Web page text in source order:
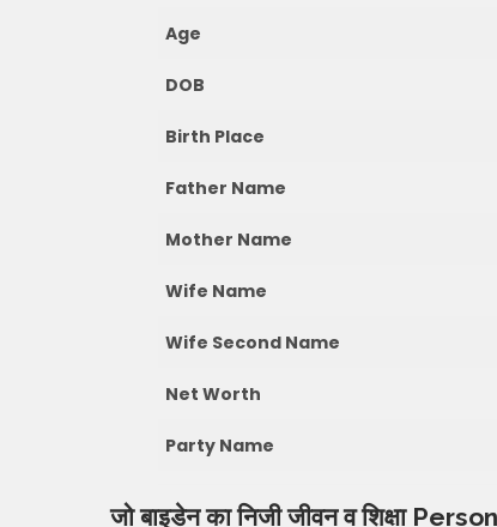
Age
DOB
Birth Place
Father Name
Mother Name
Wife Name
Wife Second Name
Net Worth
Party Name
जो बाइडेन का निजी जीवन व शिक्षा